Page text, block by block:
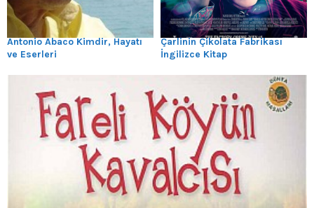
Antonio Abaco Kimdir, Hayatı
ve Eserleri
Çarlinin Çikolata Fabrikası
İngilizce Kitap